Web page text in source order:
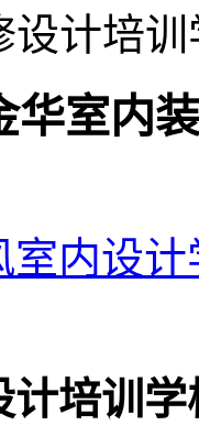
设计培训
华室内
室内设计
培训